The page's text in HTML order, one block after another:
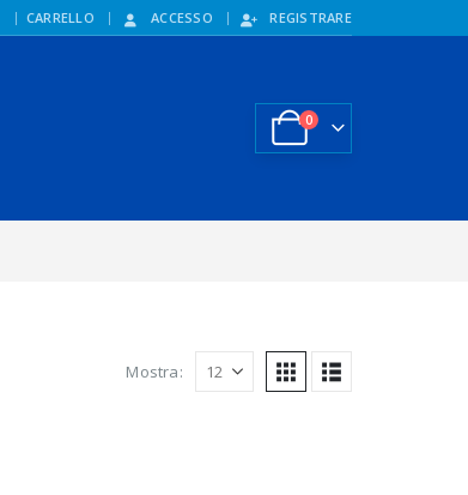
CARRELLO ACCESSO REGISTRARE
0
Mostra: